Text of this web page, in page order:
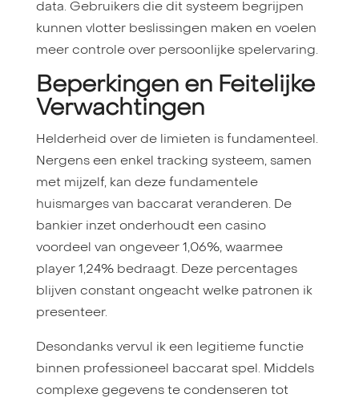
data. Gebruikers die dit systeem begrijpen
kunnen vlotter beslissingen maken en voelen
meer controle over persoonlijke spelervaring.
Beperkingen en Feitelijke
Verwachtingen
Helderheid over de limieten is fundamenteel.
Nergens een enkel tracking systeem, samen
met mijzelf, kan deze fundamentele
huismarges van baccarat veranderen. De
bankier inzet onderhoudt een casino
voordeel van ongeveer 1,06%, waarmee
player 1,24% bedraagt. Deze percentages
blijven constant ongeacht welke patronen ik
presenteer.
Desondanks vervul ik een legitieme functie
binnen professioneel baccarat spel. Middels
complexe gegevens te condenseren tot